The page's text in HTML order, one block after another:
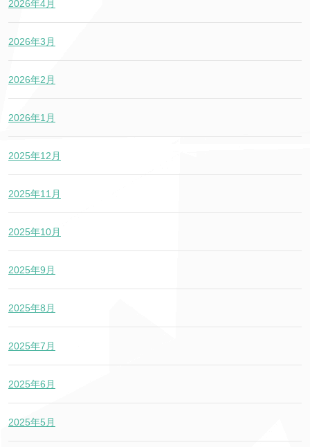
2026年4月
2026年3月
2026年2月
2026年1月
2025年12月
2025年11月
2025年10月
2025年9月
2025年8月
2025年7月
2025年6月
2025年5月